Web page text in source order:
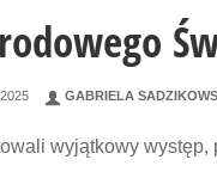
GABRIELA
wyjątkowy